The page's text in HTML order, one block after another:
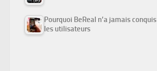
Pourquoi BeReal n’a jamais conquis
les utilisateurs